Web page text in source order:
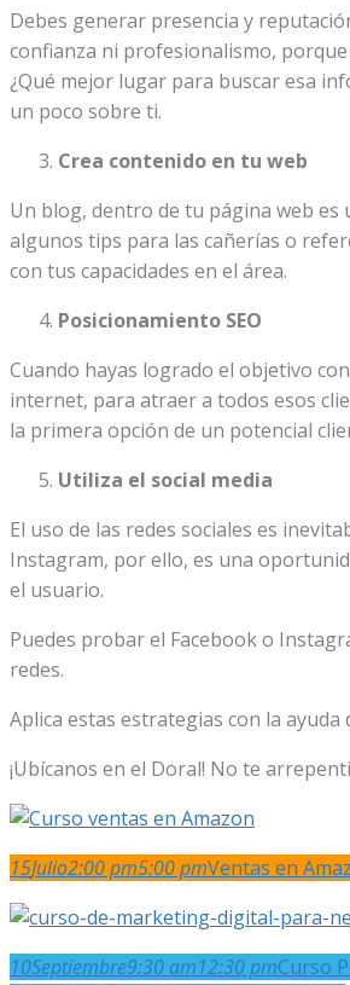
Debes generar presencia y
confianza ni profesionalismo,
¿Qué mejor lugar para buscar esa
un poco sobre ti.
Crea contenido en tu web
Un blog, dentro de tu página web
algunos tips para las cañerías o
con tus capacidades en el área.
Posicionamiento SEO
Cuando hayas logrado el objetivo
internet, para atraer a todos esos
la primera opción de un potencial
Utiliza el social media
El uso de las redes sociales es
Instagram, por ello, es una
el usuario.
Puedes probar el Facebook o
redes.
Aplica estas estrategias con la
¡Ubícanos en el Doral! No te
15Julio2:00 pm5:00 pmVentas en
10Septiembre9:30 am12:30 pmCurso